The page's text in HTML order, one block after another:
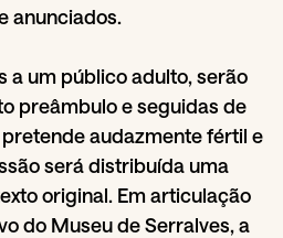
anunciados.
a um público adulto, serão
preâmbulo e seguidas de
audazmente fértil e
será distribuída uma
original. Em articulação
do Museu de Serralves, a